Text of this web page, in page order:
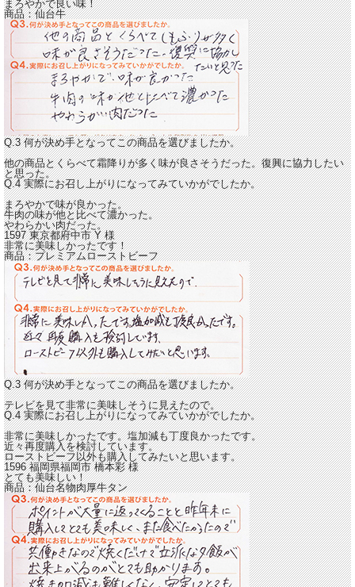
まろやかで良い味！
商品：仙台牛
Q.3 何が決め手となってこの商品を選びましたか。
他の商品とくらべて霜降りが多く味が良さそうだった。復興に協力したい
と思った。
Q.4 実際にお召し上がりになってみていかがでしたか。
まろやかで味が良かった。
牛肉の味が他と比べて濃かった。
やわらかい肉だった。
1597 東京都府中市Y様
非常に美味しかったです！
商品：プレミアムローストビーフ
Q.3 何が決め手となってこの商品を選びましたか。
テレビを見て非常に美味しそうに見えたので。
Q.4 実際にお召し上がりになってみていかがでしたか。
非常に美味しかったです。塩加減も丁度良かったです。
近々再度購入を検討しています。
ローストビーフ以外も購入してみたいと思います。
1596 福岡県福岡市橋本彩様
とても美味しい！
商品：仙台名物肉厚牛タン